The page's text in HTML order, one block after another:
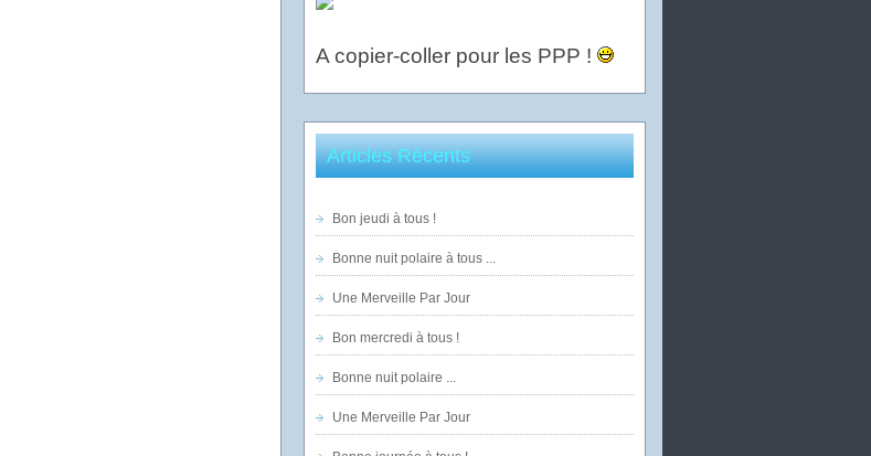
A copier-coller pour les PPP !
Articles Récents
Bon jeudi à tous !
Bonne nuit polaire à tous ...
Une Merveille Par Jour
Bon mercredi à tous !
Bonne nuit polaire ...
Une Merveille Par Jour